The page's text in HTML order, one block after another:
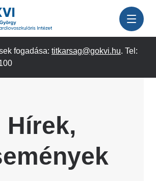
fogadása: titkarsag@gokvi.hu. Tel:
Hírek,